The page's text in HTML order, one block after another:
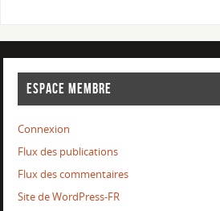
ESPACE MEMBRE
Connexion
Flux des publications
Flux des commentaires
Site de WordPress-FR